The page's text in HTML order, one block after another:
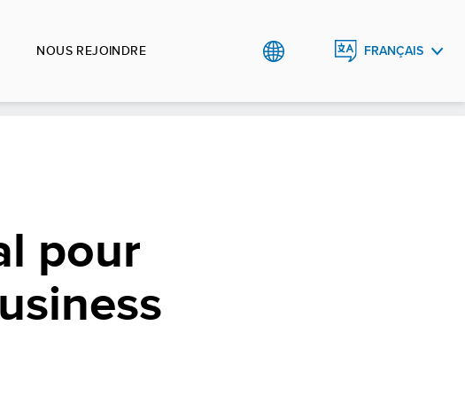
NOUS REJOINDRE FRANÇAIS
pour